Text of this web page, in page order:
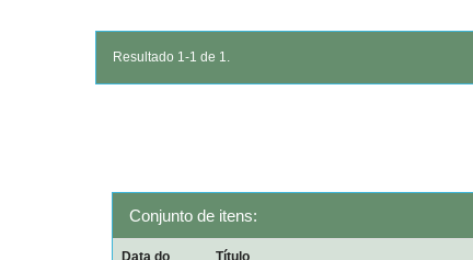
Resultado 1-1 de 1.
Conjunto de itens:
Data do Título